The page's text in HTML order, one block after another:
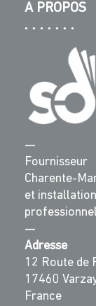
A PROPOS
—
Charente-
et
—
Adresse
12 Route de
17460
France